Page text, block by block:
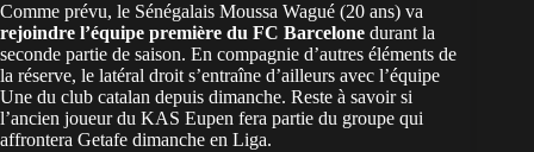
Comme prévu, le Sénégalais Moussa Wagué (20 ans) va
rejoindre l’équipe première du FC Barcelone durant la
seconde partie de saison. En compagnie d’autres éléments de
la réserve, le latéral droit s’entraîne d’ailleurs avec l’équipe
Une du club catalan depuis dimanche. Reste à savoir si
l’ancien joueur du KAS Eupen fera partie du groupe qui
affrontera Getafe dimanche en Liga.